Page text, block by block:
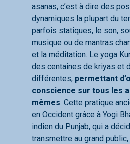
asanas, c’est à dire des
dynamiques la plupart du
parfois statiques, le son,
musique ou de mantras
et la méditation. Le yoga
des centaines de kriyas et
différentes, permettant
conscience sur tous les
mêmes. Cette pratique
en Occident grâce à Yogi
indien du Punjab, qui a
transmettre au grand public,